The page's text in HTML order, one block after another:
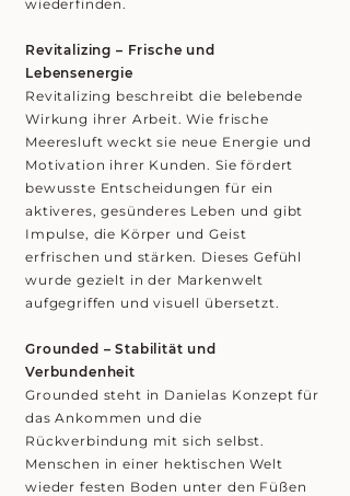
wiederfinden.
Revitalizing – Frische und
Lebensenergie
Revitalizing beschreibt die belebende
Wirkung ihrer Arbeit. Wie frische
Meeresluft weckt sie neue Energie und
Motivation ihrer Kunden. Sie fördert
bewusste Entscheidungen für ein
aktiveres, gesünderes Leben und gibt
Impulse, die Körper und Geist
erfrischen und stärken. Dieses Gefühl
wurde gezielt in der Markenwelt
aufgegriffen und visuell übersetzt.
Grounded – Stabilität und
Verbundenheit
Grounded steht in Danielas Konzept für
das Ankommen und die
Rückverbindung mit sich selbst.
Menschen in einer hektischen Welt
wieder festen Boden unter den Füßen